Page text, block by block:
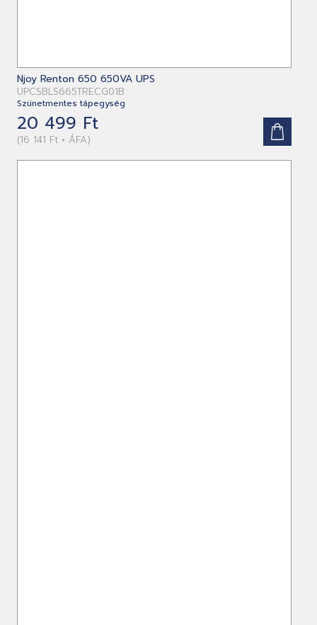
Njoy Renton 650 650VA UPS
UPCSBLS665TRECG01B
Szünetmentes tápegység
20 499 Ft
(16 141 Ft + ÁFA)